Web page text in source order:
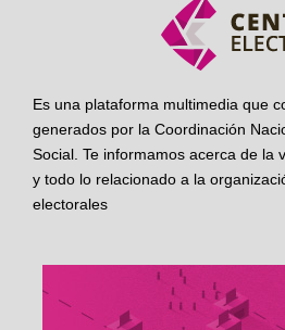
Es una plataforma multimedia que
generados por la Coordinación
Social. Te informamos acerca de la
y todo lo relacionado a la
electorales